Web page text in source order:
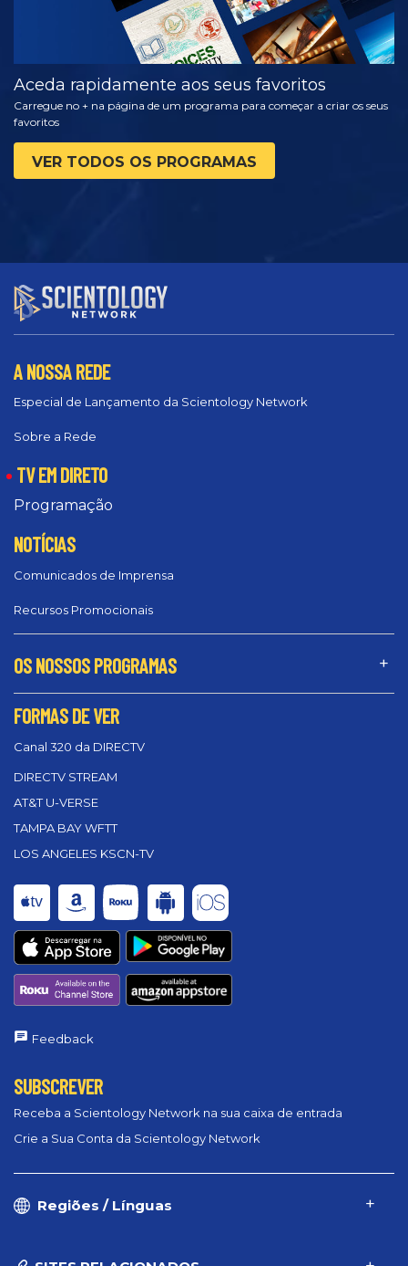
Aceda rapidamente aos seus favoritos
Carregue no + na página de um programa para começar a criar os seus
favoritos
VER TODOS OS PROGRAMAS
A NOSSA REDE
Especial de Lançamento da Scientology Network
Sobre a Rede
TV EM DIRETO
Programação
NOTÍCIAS
Comunicados de Imprensa
Recursos Promocionais
OS NOSSOS PROGRAMAS
FORMAS DE VER
Canal 320 da DIRECTV
DIRECTV STREAM
AT&T U-VERSE
TAMPA BAY WFTT
LOS ANGELES KSCN-TV
Feedback
SUBSCREVER
Receba a Scientology Network na sua caixa de entrada
Crie a Sua Conta da Scientology Network
Regiões / Línguas